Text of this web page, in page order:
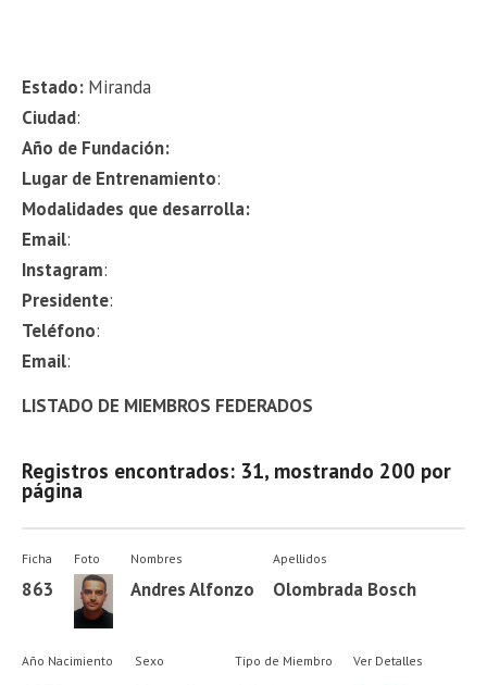
Estado: Miranda
Ciudad:
Año de Fundación:
Lugar de Entrenamiento:
Modalidades que desarrolla:
Email:
Instagram:
Presidente:
Teléfono:
Email:
LISTADO DE MIEMBROS FEDERADOS
Registros encontrados: 31, mostrando 200 por
página
Ficha
863
Foto Nombres
Andres Alfonzo
Apellidos
Olombrada Bosch
Año Nacimiento Sexo Tipo de Miembro Ver Detalles